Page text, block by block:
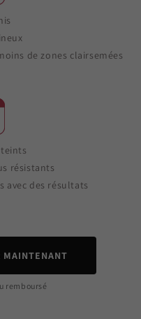
de zones clairsemées
résistants
avec des résultats
MAINTENANT
remboursé